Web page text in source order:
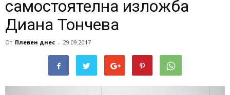
самостоятелна изложба
Диана Тончева
От Плевен днес - 29.09.2017